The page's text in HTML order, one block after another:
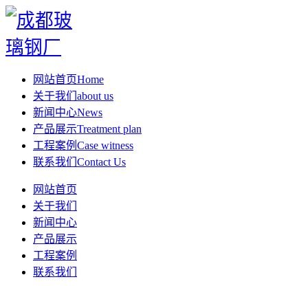
网站首页Home
关于我们 about us
新闻中心News
产品展示Treatment plan
工程案例 Case witness
联系我们 Contact Us
网站首页
关于我们
新闻中心
产品展示
工程案例
联系我们